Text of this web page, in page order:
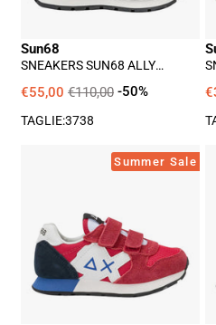
Sun68
SNEAKERS SUN68 ALLY
€55,00 €110,00 -50%
TAGLIE:3738
Sneakers
Solid
Bimbo
-
Rosso
Summer Sale